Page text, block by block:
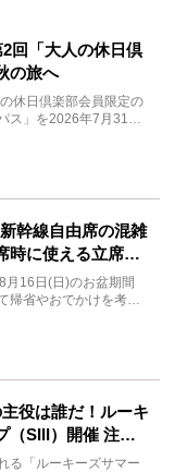
回「大人の休日倶
の旅へ
休日倶楽部会員限定の
ス」を2026年7月31日
幹線自由席の混雑
時に使える立席特
16日(日)のお盆期間
帰省やおでかけを考え
役は誰だ！ルーキ
（SIII）開催 注目
ェック
る「ルーキーズサマー